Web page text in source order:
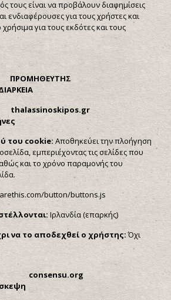
τους είναι να προβάλουν διαφημίσεις
ενδιαφέρουσες για τους χρήστες και
για τους εκδότες και τους
ΠΡΟΜΗΘΕΥΤΗΣ
thalassinoskipos.gr
του cookie: Αποθηκεύει την πλοήγηση
εμπεριέχοντας τις σελίδες που
και το χρόνο παραμονής του
button/buttons.js
Ιρλανδία (επαρκής)
να το αποδεχθεί ο χρήστης:Όχι
consensu.org